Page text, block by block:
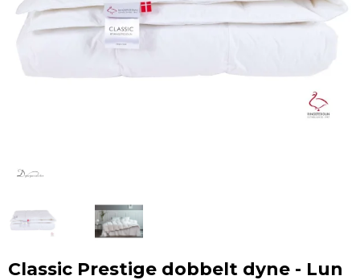
Classic Prestige dobbelt dyne - Lun